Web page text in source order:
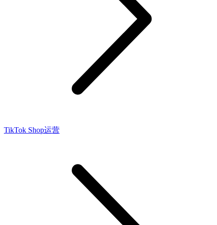
TikTok Shop运营